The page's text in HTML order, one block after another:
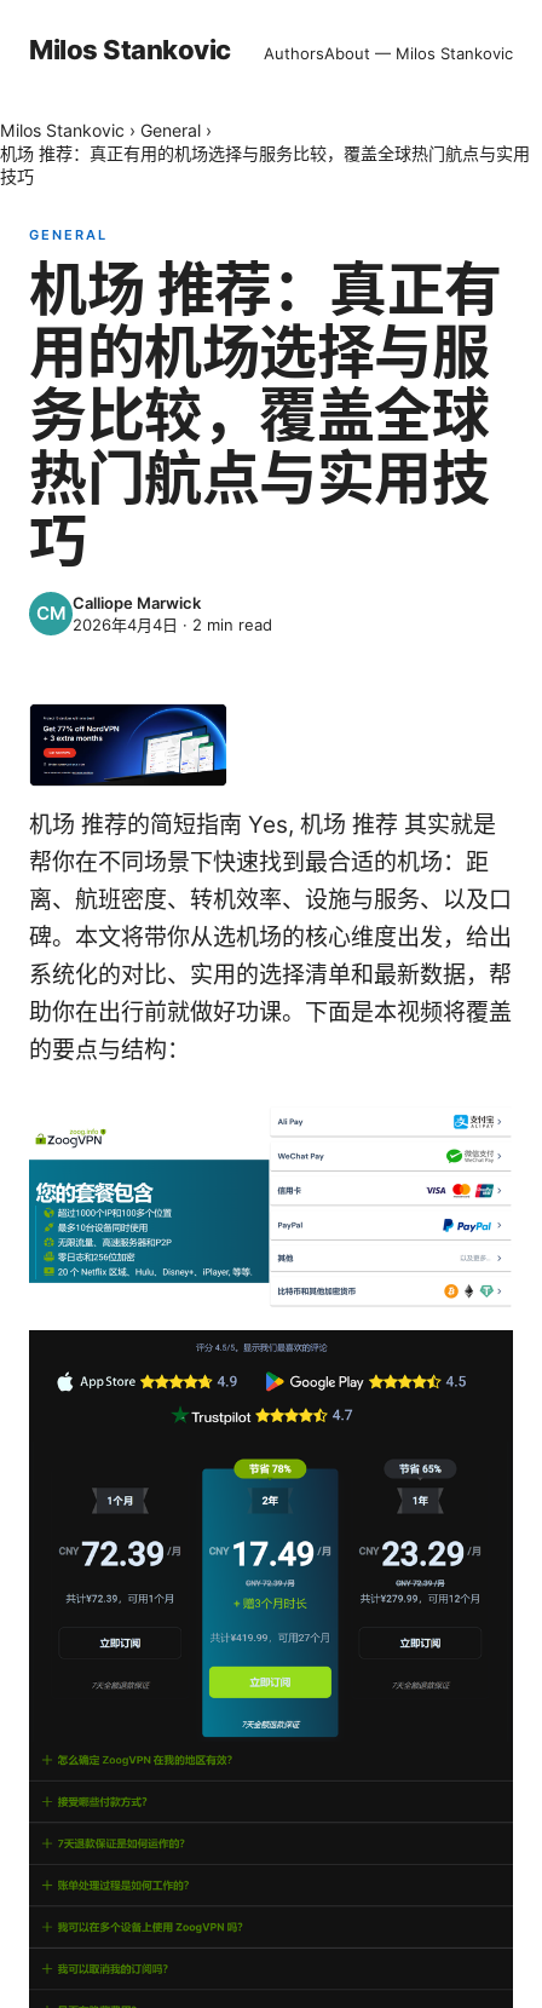
Milos Stankovic AuthorsAbout — Milos Stankovic
Milos Stankovic › General ›
机场 推荐：真正有用的机场选择与服务比较，覆盖全球热门航点与实用
技巧
GENERAL
机场 推荐：真正有
用的机场选择与服
务比较，覆盖全球
热门航点与实用技
巧
Calliope Marwick
2026年4月4日 · 2 min read
机场 推荐的简短指南 Yes, 机场 推荐 其实就是
帮你在不同场景下快速找到最合适的机场：距
离、航班密度、转机效率、设施与服务、以及口
碑。本文将带你从选机场的核心维度出发，给出
系统化的对比、实用的选择清单和最新数据，帮
助你在出行前就做好功课。下面是本视频将覆盖
的要点与结构：